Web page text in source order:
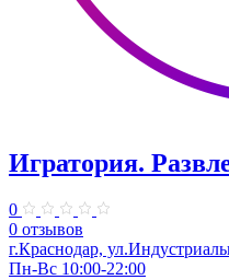
Игратория.
0
0 отзывов
г.Краснодар,
Пн-Вс 10:00-22:00